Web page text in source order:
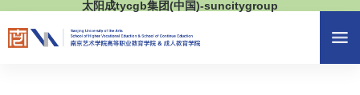
太阳成tycgb集团(中国)-suncitygroup